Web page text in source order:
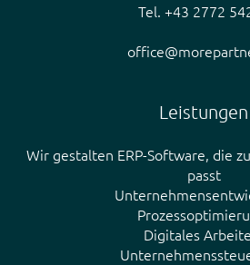
Tel. +43 2772
Leistungen
Wir gestalten ERP-Software, die
passt
Digitales